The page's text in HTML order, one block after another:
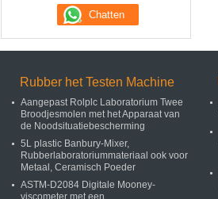
Rubber het Testen Machine
Aangepast Rolplc Laboratorium Twee
Broodjesmolen met het Apparaat van
de Noodsituatiebescherming
5L plastic Banbury-Mixer,
Rubberlaboratoriummateriaal ook voor
Metaal, Ceramisch Poeder
ASTM-D2084 Digitale Mooney-
viscometer met een